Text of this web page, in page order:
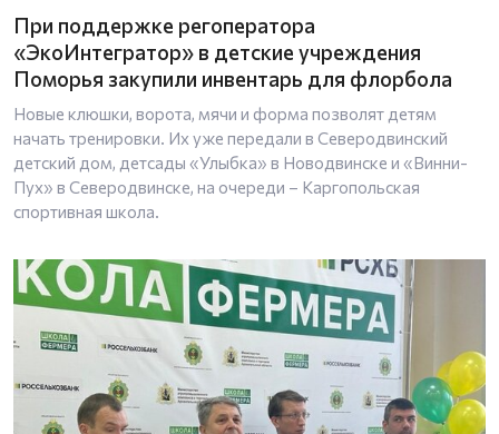
При поддержке регоператора
«ЭкоИнтегратор» в детские учреждения
Поморья закупили инвентарь для флорбола
Новые клюшки, ворота, мячи и форма позволят детям
начать тренировки. Их уже передали в Северодвинский
детский дом, детсады «Улыбка» в Новодвинске и «Винни-
Пух» в Северодвинске, на очереди – Каргопольская
спортивная школа.